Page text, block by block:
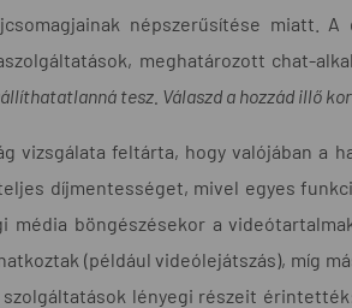
népszerűsítése miatt.
meghatározott chat-
tesz. Válaszd a hozzád illő
vizsgálata feltárta, hogy valójában a
díjmentességet, mivel egyes
média böngészésekor a
(például videólejátszás), míg
lényegi részeit